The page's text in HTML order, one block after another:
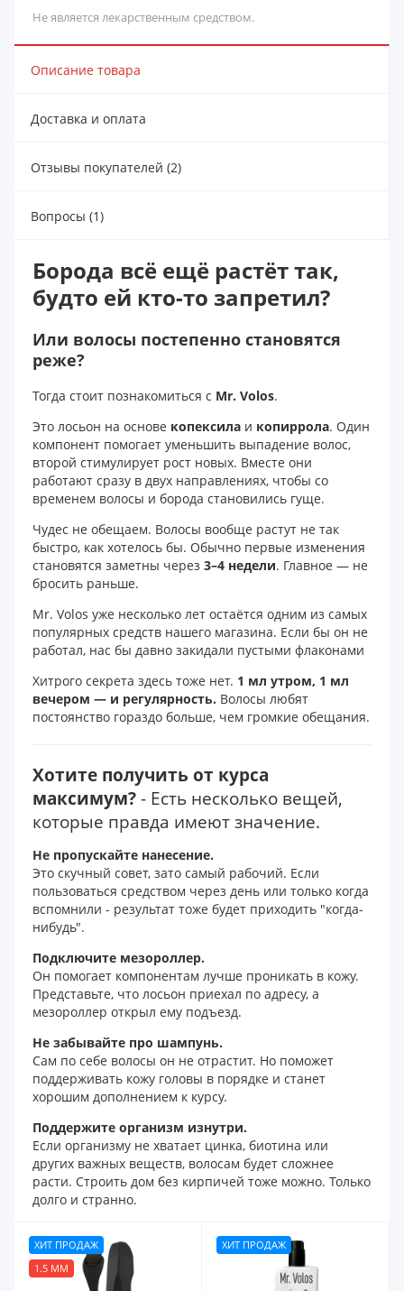
Не является лекарственным средством.
Описание товара
Доставка и оплата
Отзывы покупателей (2)
Вопросы (1)
Борода всё ещё растёт так,
будто ей кто-то запретил?
Или волосы постепенно становятся
реже?
Тогда стоит познакомиться с Mr. Volos.
Это лосьон на основе копексила и копиррола. Один
компонент помогает уменьшить выпадение волос,
второй стимулирует рост новых. Вместе они
работают сразу в двух направлениях, чтобы со
временем волосы и борода становились гуще.
Чудес не обещаем. Волосы вообще растут не так
быстро, как хотелось бы. Обычно первые изменения
становятся заметны через 3–4 недели. Главное — не
бросить раньше.
Mr. Volos уже несколько лет остаётся одним из самых
популярных средств нашего магазина. Если бы он не
работал, нас бы давно закидали пустыми флаконами
Хитрого секрета здесь тоже нет. 1 мл утром, 1 мл
вечером — и регулярность. Волосы любят
постоянство гораздо больше, чем громкие обещания.
Хотите получить от курса
максимум? - Есть несколько вещей,
которые правда имеют значение.
Не пропускайте нанесение.
Это скучный совет, зато самый рабочий. Если
пользоваться средством через день или только когда
вспомнили - результат тоже будет приходить "когда-
нибудь".
Подключите мезороллер.
Он помогает компонентам лучше проникать в кожу.
Представьте, что лосьон приехал по адресу, а
мезороллер открыл ему подъезд.
Не забывайте про шампунь.
Сам по себе волосы он не отрастит. Но поможет
поддерживать кожу головы в порядке и станет
хорошим дополнением к курсу.
Поддержите организм изнутри.
Если организму не хватает цинка, биотина или
других важных веществ, волосам будет сложнее
расти. Строить дом без кирпичей тоже можно. Только
долго и странно.
ХИТ ПРОДАЖ
1.5 ММ
ХИТ ПРОДАЖ